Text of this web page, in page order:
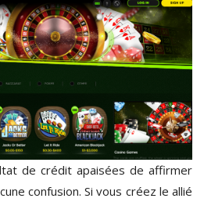
de crédit apaisées de affirmer
confusion. Si vous créez le allié